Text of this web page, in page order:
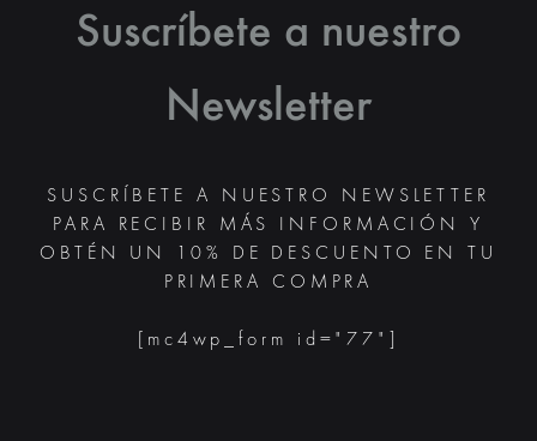
Suscríbete a nuestro
Newsletter
SUSCRÍBETE A NUESTRO NEWSLETTER
PARA RECIBIR MÁS INFORMACIÓN Y
OBTÉN UN 10% DE DESCUENTO EN TU
PRIMERA COMPRA
[mc4wp_form id="77"]